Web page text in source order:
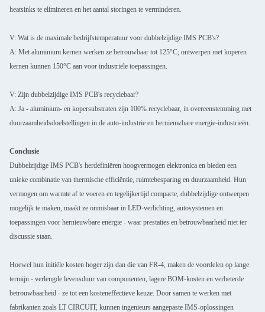
heatsinks te elimineren en het aantal storingen te verminderen.
V: Wat is de maximale bedrijfstemperatuur voor dubbelzijdige IMS PCB's?
A: Met aluminium kernen werken ze betrouwbaar tot 125°C; ontwerpen met koperen
kernen kunnen 150°C aan voor industriële toepassingen.
V: Zijn dubbelzijdige IMS PCB's recyclebaar?
A: Ja - aluminium- en kopersubstraten zijn 100% recyclebaar, in overeenstemming met
duurzaamheidsdoelstellingen in de auto-industrie en hernieuwbare energie-industrieën.
Conclusie
Dubbelzijdige IMS PCB's herdefiniëren hoogvermogen elektronica en bieden een
unieke combinatie van thermische efficiëntie, ruimtebesparing en duurzaamheid. Hun
vermogen om warmte af te voeren en tegelijkertijd compacte, dubbelzijdige ontwerpen
mogelijk te maken, maakt ze onmisbaar in LED-verlichting, autosystemen en
toepassingen voor hernieuwbare energie - waar prestaties en betrouwbaarheid niet ter
discussie staan.
Hoewel hun initiële kosten hoger zijn dan die van FR-4, maken de voordelen op lange
termijn - verlengde levensduur van componenten, lagere BOM-kosten en verbeterde
betrouwbaarheid - ze tot een kosteneffectieve keuze. Door samen te werken met
fabrikanten zoals LT CIRCUIT, kunnen ingenieurs aangepaste IMS-oplossingen